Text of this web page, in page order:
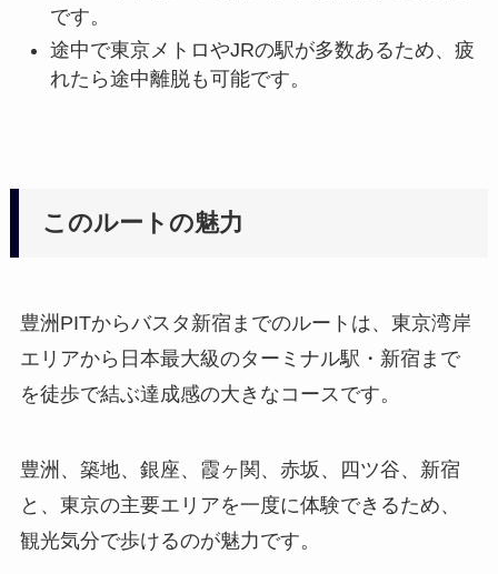
です。
途中で東京メトロやJRの駅が多数あるため、疲
れたら途中離脱も可能です。
このルートの魅力
豊洲PITからバスタ新宿までのルートは、東京湾岸
エリアから日本最大級のターミナル駅・新宿まで
を徒歩で結ぶ達成感の大きなコースです。
豊洲、築地、銀座、霞ヶ関、赤坂、四ツ谷、新宿
と、東京の主要エリアを一度に体験できるため、
観光気分で歩けるのが魅力です。